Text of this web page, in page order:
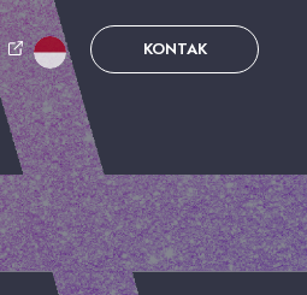
KONTAK